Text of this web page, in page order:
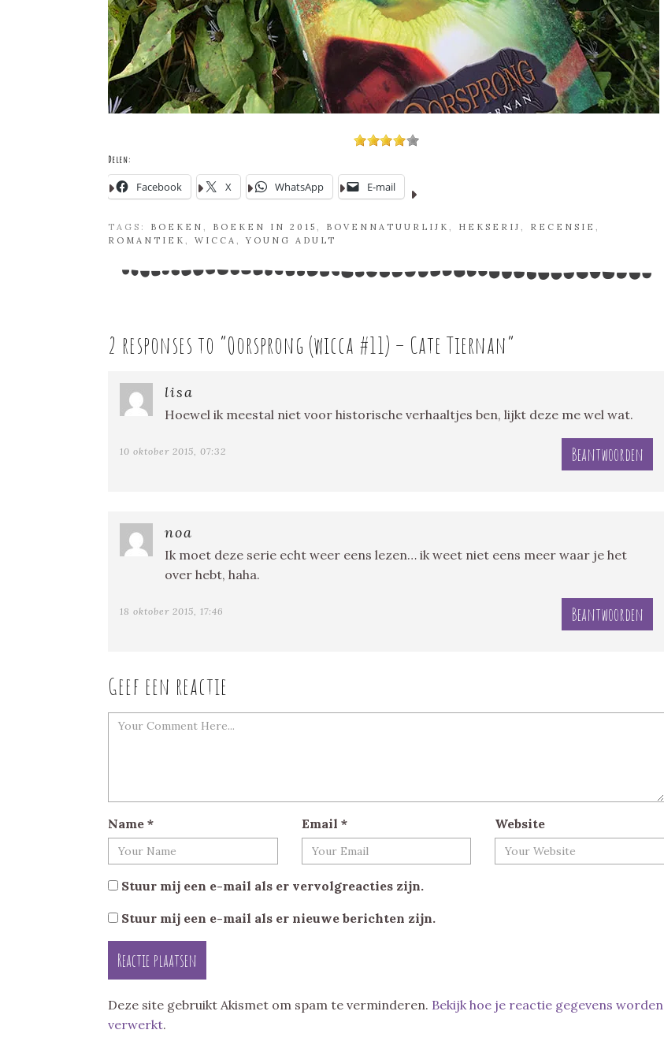
Delen:
Facebook X WhatsApp E-mail
TAGS: BOEKEN , BOEKEN IN 2015 , BOVENNATUURLIJK , HEKSERIJ , RECENSIE ,
ROMANTIEK , WICCA ,YOUNG ADULT
2 responses to “Oorsprong (wicca #11) – Cate Tiernan”
lisa
Hoewel ik meestal niet voor historische verhaaltjes ben, lijkt deze me wel wat.
10 oktober 2015, 07:32 Beantwoorden
noa
Ik moet deze serie echt weer eens lezen… ik weet niet eens meer waar je het
over hebt, haha.
18 oktober 2015, 17:46 Beantwoorden
Geef een reactie
Name * Email * Website
Stuur mij een e-mail als er vervolgreacties zijn.
Stuur mij een e-mail als er nieuwe berichten zijn.
Deze site gebruikt Akismet om spam te verminderen. Bekijk hoe je reactie gegevens worden
verwerkt.